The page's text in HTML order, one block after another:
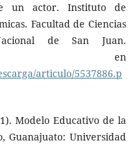
un actor. Instituto de
Facultad de Ciencias
de San Juan.
en
articulo/5537886.p
Modelo Educativo de la
Guanajuato: Universidad